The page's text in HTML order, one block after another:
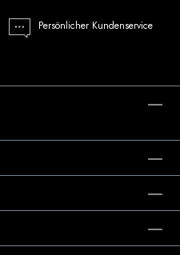
Persönlicher Kundenservice